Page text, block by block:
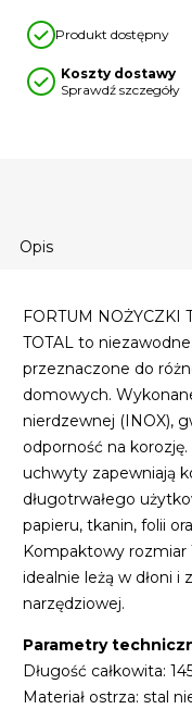
Opis
FORTUM NOŻYCZKI
TOTAL to
przeznaczone do
domowych.
nierdzewnej (INOX),
odporność na
uchwyty zapewniają
długotrwałego
papieru, tkanin, folii
Kompaktowy rozmiar
idealnie leżą w dłoni i
narzędziowej.
Parametry
Długość całkowita:
Materiał ostrza: stal
Produkt dostępny
Koszty dostawy
Sprawdź szczegóły